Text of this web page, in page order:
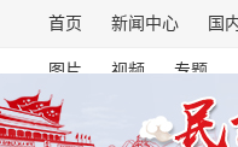
首页 新闻中心 国
图片 视频 专题